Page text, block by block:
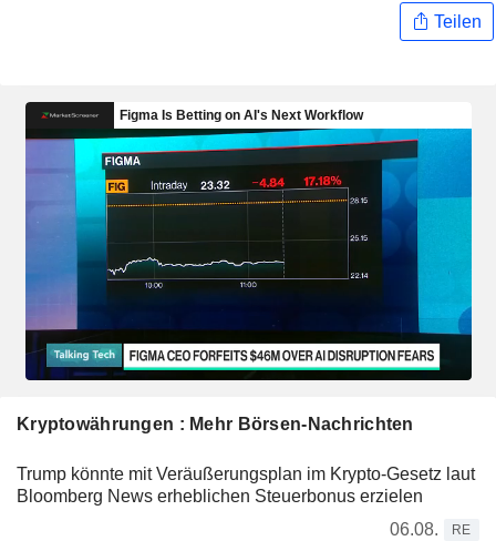
Teilen
Kryptowährungen : Mehr Börsen-Nachrichten
Trump könnte mit Veräußerungsplan im Krypto-Gesetz laut
Bloomberg News erheblichen Steuerbonus erzielen
06.08.
RE